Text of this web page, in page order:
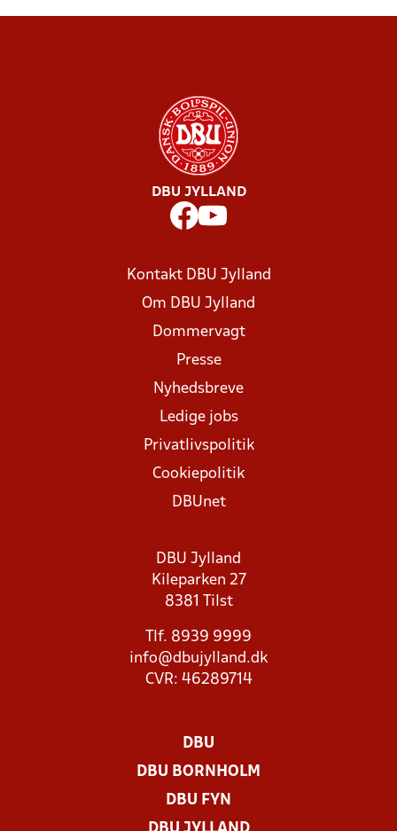
DBU JYLLAND
Kontakt DBU Jylland
Om DBU Jylland
Dommervagt
Presse
Nyhedsbreve
Ledige jobs
Privatlivspolitik
Cookiepolitik
DBUnet
DBU Jylland
Kileparken 27
8381 Tilst
Tlf. 8939 9999
info@dbujylland.dk
CVR: 46289714
DBU
DBU BORNHOLM
DBU FYN